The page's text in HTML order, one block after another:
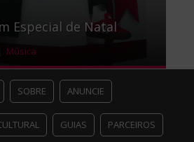
Especial de Natal
Música
SOBRE ANUNCIE
GUIAS PARCEIROS